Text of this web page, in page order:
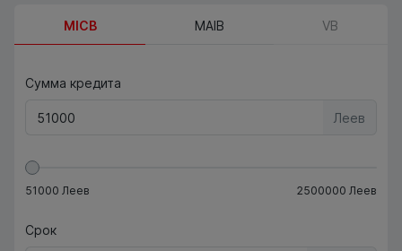
MICB MAIB VB
Сумма кредита
Леев
51000 Леев 2500000 Леев
Срок